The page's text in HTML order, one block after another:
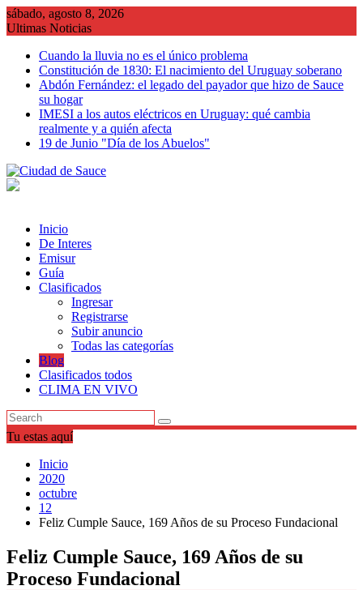
Saltar
al
sábado, agosto 8, 2026
Ultimas Noticias
Cuando la lluvia no es el único problema
Constitución de 1830: El nacimiento del Uruguay soberano
Abdón Fernández: el legado del payador que hizo de Sauce
su hogar
IMESI a los autos eléctricos en Uruguay: qué cambia
realmente y a quién afecta
19 de Junio "Día de los Abuelos"
Inicio
De Interes
Emisur
Guía
Clasificados
Ingresar
Registrarse
Subir anuncio
Todas las categorías
Blog
Clasificados todos
CLIMA EN VIVO
Tu estas aquí
Inicio
2020
octubre
12
Feliz Cumple Sauce, 169 Años de su Proceso Fundacional
Feliz Cumple Sauce, 169 Años de su
Proceso Fundacional